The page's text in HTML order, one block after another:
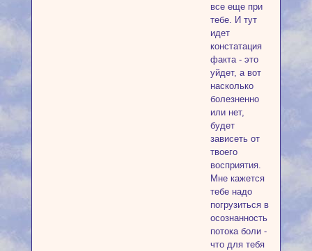
все еще при
тебе. И тут
идет
констатация
факта - это
уйдет, а вот
насколько
болезненно
или нет,
будет
зависеть от
твоего
восприятия.
Мне кажется
тебе надо
погрузиться в
осознанность
потока боли -
что для тебя